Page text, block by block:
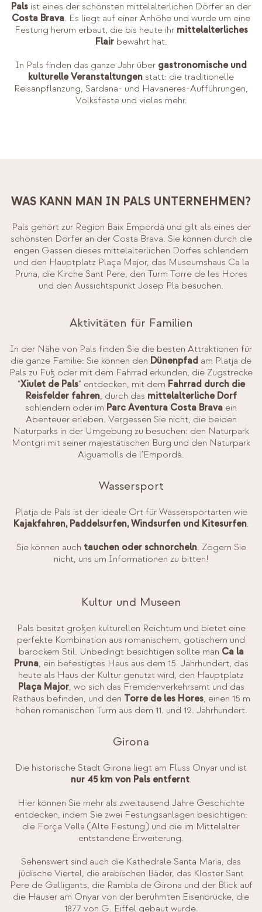
Pals ist eines der schönsten mittelalterlichen Dörfer an der
Costa Brava. Es liegt auf einer Anhöhe und wurde um eine
Festung herum erbaut, die bis heute ihr mittelalterliches
Flairbewahrt hat.
In Pals finden das ganze Jahr über gastronomische und
kulturelle Veranstaltungen statt: die traditionelle
Reisanpflanzung, Sardana- und Havaneres-Aufführungen,
Volksfeste und vieles mehr.
WAS KANN MAN IN PALS UNTERNEHMEN?
Pals gehört zur Region Baix Empordà und gilt als eines der
schönsten Dörfer an der Costa Brava. Sie können durch die
engen Gassen dieses mittelalterlichen Dorfes schlendern
und den Hauptplatz Plaça Major, das Museumshaus Ca la
Pruna, die Kirche Sant Pere, den Turm Torre de les Hores
und den Aussichtspunkt Josep Pla besuchen.
Aktivitäten für Familien
In der Nähe von Pals finden Sie die besten Attraktionen für
die ganze Familie: Sie können den Dünenpfad am Platja de
Pals zu Fuß oder mit dem Fahrrad erkunden, die Zugstrecke
"Xiulet de Pals" entdecken, mit dem Fahrrad durch die
Reisfelder fahren, durch das mittelalterliche Dorf
schlendern oder im Parc Aventura Costa Brava ein
Abenteuer erleben. Vergessen Sie nicht, die beiden
Naturparks in der Umgebung zu besuchen: den Naturpark
Montgri mit seiner majestätischen Burg und den Naturpark
Aiguamolls de l'Empordà.
Wassersport
Platja de Pals ist der ideale Ort für Wassersportarten wie
Kajakfahren, Paddelsurfen, Windsurfen und Kitesurfen.
Sie können auch tauchen oder schnorcheln. Zögern Sie
nicht, uns um Informationen zu bitten!
Kultur und Museen
Pals besitzt großen kulturellen Reichtum und bietet eine
perfekte Kombination aus romanischem, gotischem und
barockem Stil. Unbedingt besichtigen sollte man Ca la
Pruna, ein befestigtes Haus aus dem 15. Jahrhundert, das
heute als Haus der Kultur genutzt wird, den Hauptplatz
Plaça Major, wo sich das Fremdenverkehrsamt und das
Rathaus befinden, und den Torre de les Hores, einen 15 m
hohen romanischen Turm aus dem 11. und 12. Jahrhundert.
Girona
Die historische Stadt Girona liegt am Fluss Onyar und ist
nur 45 km von Pals entfernt.
Hier können Sie mehr als zweitausend Jahre Geschichte
entdecken, indem Sie zwei Festungsanlagen besichtigen:
die Força Vella (Alte Festung) und die im Mittelalter
entstandene Erweiterung.
Sehenswert sind auch die Kathedrale Santa Maria, das
jüdische Viertel, die arabischen Bäder, das Kloster Sant
Pere de Galligants, die Rambla de Girona und der Blick auf
die Häuser am Onyar von der berühmten Eisenbrücke, die
1877 von G. Eiffel gebaut wurde.